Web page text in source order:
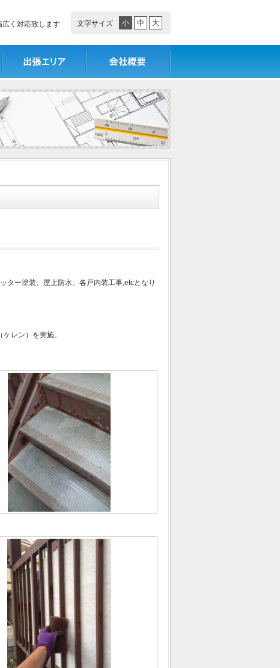
広く対応致します
文字サイズ 小 中 大
ター塗装、屋上防水、各戸内装工事,etcとなり
レン）を実施。